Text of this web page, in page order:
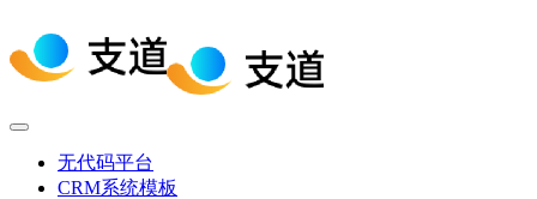
无代码平台
CRM系统模板